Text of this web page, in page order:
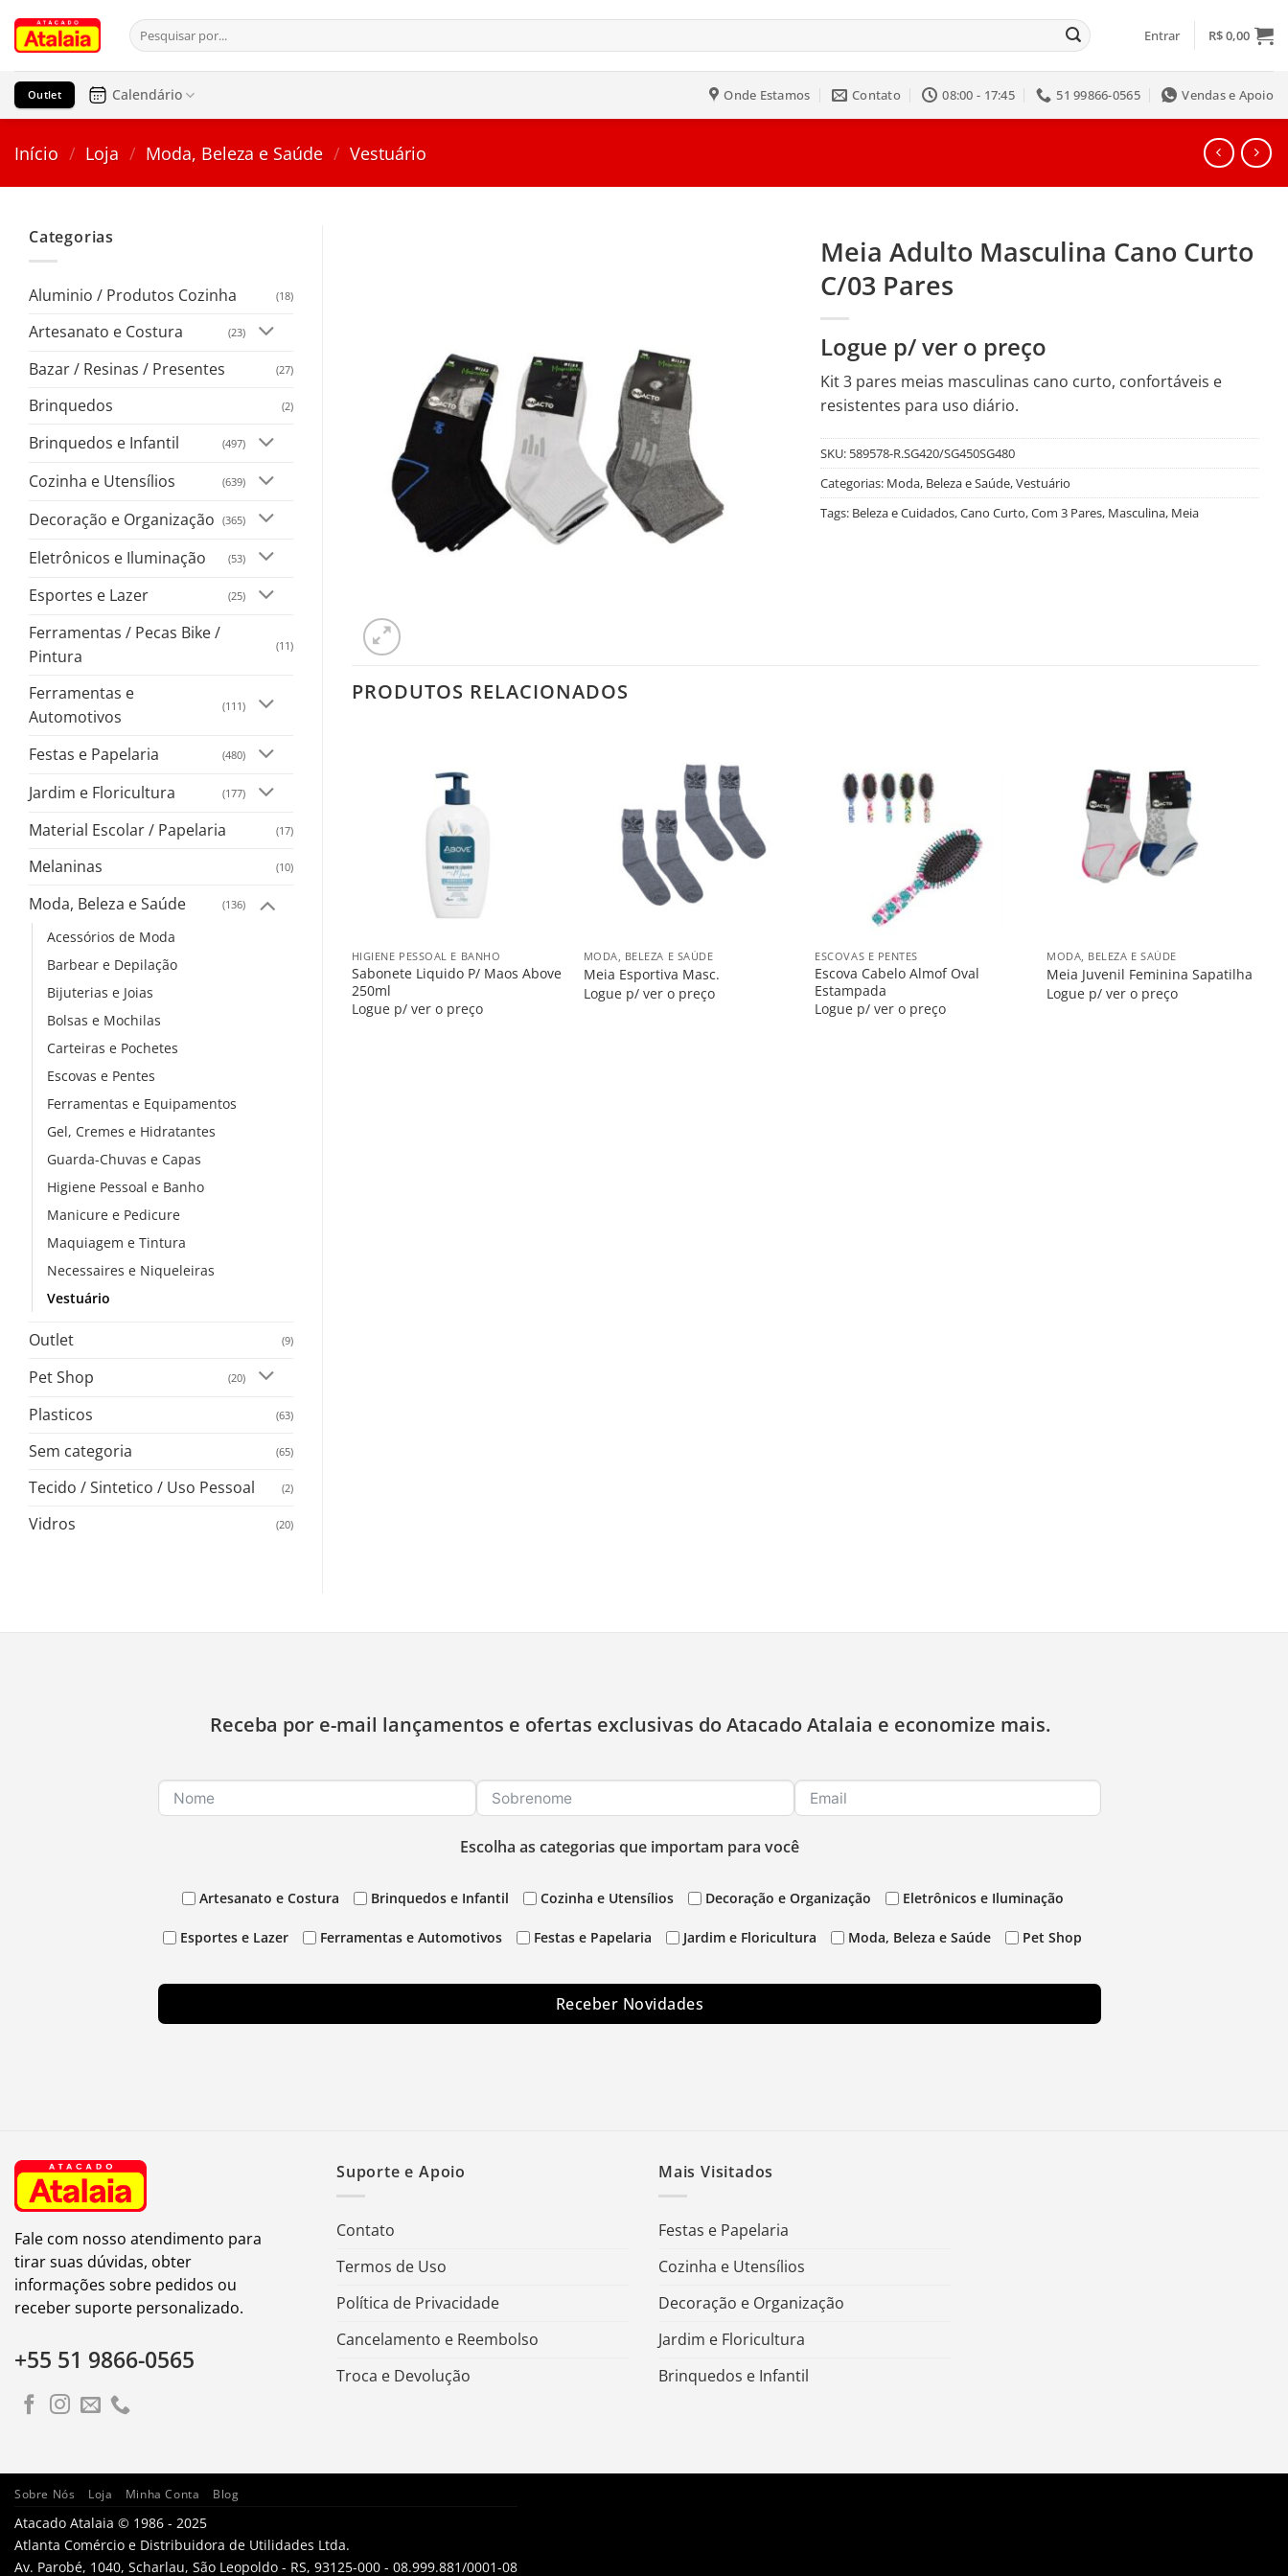
para
conteúdo
Pesquisar
por:
Entrar R$0,00
Outlet Calendário Onde Estamos Contato 08:00 - 17:45 51 99866-0565 Vendas e Apoio
Início / Loja / Moda, Beleza e Saúde / Vestuário
Categorias
Aluminio / Produtos Cozinha (18)
Artesanato e Costura (23)
Bazar / Resinas / Presentes (27)
Brinquedos (2)
Brinquedos e Infantil (497)
Cozinha e Utensílios (639)
Decoração e Organização (365)
Eletrônicos e Iluminação (53)
Esportes e Lazer (25)
Ferramentas / Pecas Bike /
Pintura
(11)
Ferramentas e
Automotivos
(111)
Festas e Papelaria (480)
Jardim e Floricultura (177)
Material Escolar / Papelaria (17)
Melaninas (10)
Moda, Beleza e Saúde (136)
Acessórios de Moda
Barbear e Depilação
Bijuterias e Joias
Bolsas e Mochilas
Carteiras e Pochetes
Escovas e Pentes
Ferramentas e Equipamentos
Gel, Cremes e Hidratantes
Guarda-Chuvas e Capas
Higiene Pessoal e Banho
Manicure e Pedicure
Maquiagem e Tintura
Necessaires e Niqueleiras
Vestuário
Outlet (9)
Pet Shop (20)
Plasticos (63)
Sem categoria (65)
Tecido / Sintetico / Uso Pessoal (2)
Vidros (20)
Meia Adulto Masculina Cano Curto
C/03 Pares
Logue p/ ver o preço
Kit 3 pares meias masculinas cano curto, confortáveis e
resistentes para uso diário.
SKU: 589578-R.SG420/SG450SG480
Categorias: Moda, Beleza e Saúde,Vestuário
Tags: Beleza e Cuidados,Cano Curto,Com 3 Pares, Masculina, Meia
PRODUTOS RELACIONADOS
HIGIENE PESSOAL E BANHO
Sabonete Liquido P/ Maos Above
250ml
Logue p/ ver o preço
MODA, BELEZA E SAÚDE
Meia Esportiva Masc.
Logue p/ ver o preço
ESCOVAS E PENTES
Escova Cabelo Almof Oval
Estampada
Logue p/ ver o preço
MODA, BELEZA E SAÚDE
Meia Juvenil Feminina Sapatilha
Logue p/ ver o preço
Receba por e-mail lançamentos e ofertas exclusivas do Atacado Atalaia e economize mais.
Escolha as categorias que importam para você
Artesanato e Costura Brinquedos e Infantil Cozinha e Utensílios Decoração e Organização Eletrônicos e Iluminação
Esportes e Lazer Ferramentas e Automotivos Festas e Papelaria Jardim e Floricultura Moda, Beleza e Saúde Pet Shop
Receber Novidades
Fale com nosso atendimento para
tirar suas dúvidas, obter
informações sobre pedidos ou
receber suporte personalizado.
+55 51 9866-0565
Suporte e Apoio
Contato
Termos de Uso
Política de Privacidade
Cancelamento e Reembolso
Troca e Devolução
Mais Visitados
Festas e Papelaria
Cozinha e Utensílios
Decoração e Organização
Jardim e Floricultura
Brinquedos e Infantil
Sobre Nós Loja Minha Conta Blog
Atacado Atalaia © 1986 - 2025
Atlanta Comércio e Distribuidora de Utilidades Ltda.
Av. Parobé, 1040, Scharlau, São Leopoldo - RS, 93125-000 - 08.999.881/0001-08